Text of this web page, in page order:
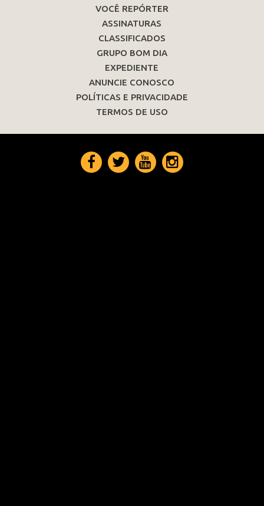
VOCÊ REPÓRTER
ASSINATURAS
CLASSIFICADOS
GRUPO BOM DIA
EXPEDIENTE
ANUNCIE CONOSCO
POLÍTICAS E PRIVACIDADE
TERMOS DE USO